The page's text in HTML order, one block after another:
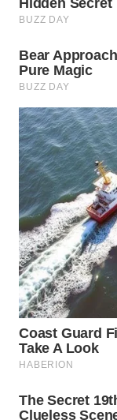
WN
PRIANGAN
WN
WN
SOLO
WN
BOROBUDUR
WN
MADURA
WN
SURABAYA
NATUNA